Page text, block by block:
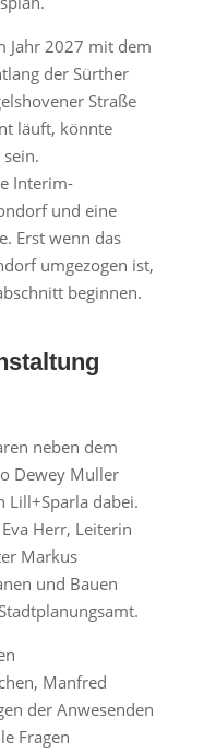
Jahr 2027 mit dem
der Sürther
Straße
läuft, könnte
Interim-
und eine
Erst wenn das
umgezogen ist,
beginnen.
neben dem
Dewey Muller
Lill+Sparla dabei.
Herr, Leiterin
Markus
und Bauen
Manfred
der Anwesenden
Fragen